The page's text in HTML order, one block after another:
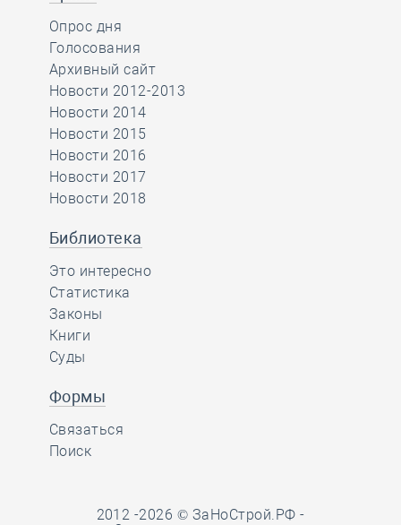
Опрос дня
Голосования
Архивный сайт
Новости 2012-2013
Новости 2014
Новости 2015
Новости 2016
Новости 2017
Новости 2018
Библиотека
Это интересно
Статистика
Законы
Книги
Суды
Формы
Связаться
Поиск
2012 -2026 © ЗаНоСтрой.РФ -